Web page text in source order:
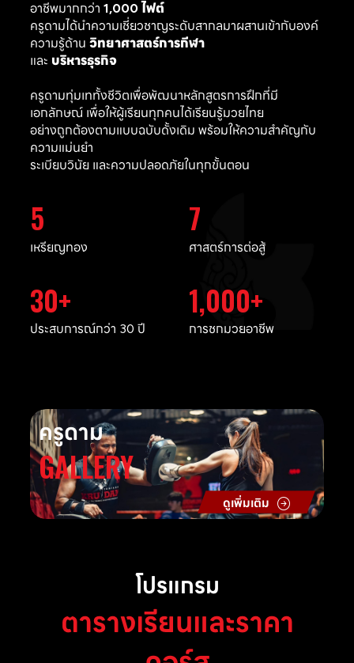
อาชีพมากกว่า 1,000 ไฟต์
ครูดามได้นำความเชี่ยวชาญระดับสากลมาผสานเข้ากับองค์
ความรู้ด้าน วิทยาศาสตร์การกีฬา
และ บริหารธุรกิจ
ครูดามทุ่มเททั้งชีวิตเพื่อพัฒนาหลักสูตรการฝึกที่มี
เอกลักษณ์ เพื่อให้ผู้เรียนทุกคนได้เรียนรู้มวยไทย
อย่างถูกต้องตามแบบฉบับดั้งเดิม พร้อมให้ความสำคัญกับ
ความแม่นยำ
ระเบียบวินัย และความปลอดภัยในทุกขั้นตอน
5
เหรียญทอง
7
ศาสตร์การต่อสู้
30
ประสบการณ์กว่า 30 ปี
1,000
การชกมวยอาชีพ
ครูดาม
GALLERY
ดูเพิ่มเติม
โปรแกรม
ตารางเรียนและราคา